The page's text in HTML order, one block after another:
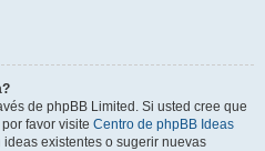
de phpBB Limited. Si usted cree que
favor visite Centro de phpBB Ideas
existentes o sugerir nuevas